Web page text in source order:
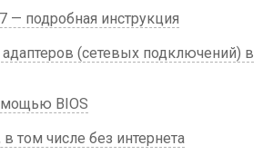
— подробная инструкция
(сетевых подключений) в
BIOS
том числе без интернета